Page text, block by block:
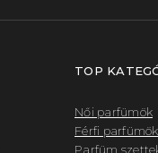
TOP
Női parfümök
Férfi parfümök
Parfüm